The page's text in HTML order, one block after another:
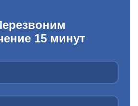
15 минут